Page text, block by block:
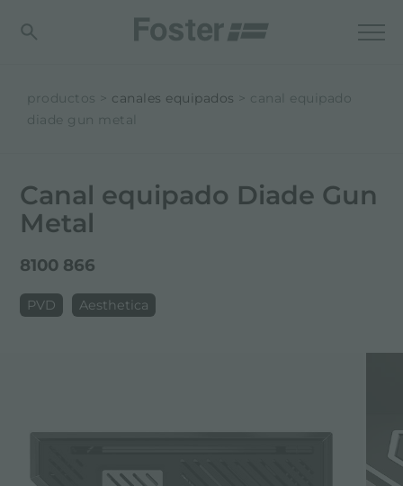
productos canales equipados
canal equipado
diade gun metal
Canal equipado Diade Gun
Metal
8100 866
PVD Aesthetica